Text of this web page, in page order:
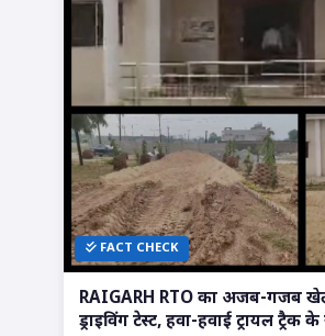
FACT CHECK
RAIGARH RTO का अजब-गजब
ड्राइविंग टेस्ट, हवा-हवाई ट्रायल